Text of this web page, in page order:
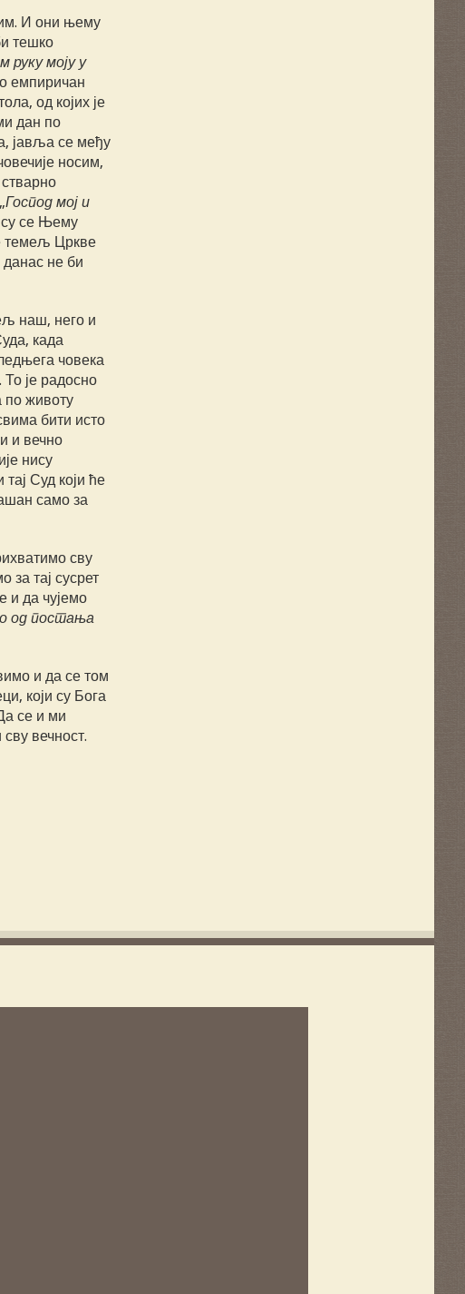
И они њему
тешко
руку моју у
емпиричан
од којих је
дан по
јавља се међу
носим,
Господ мој и
су се Њему
темељ Цркве
не би
наш, него и
када
човека
је радосно
по животу
бити исто
и вечно
нису
Суд који ће
само за
сву
тај сусрет
и да чујемо
од постања
и да се том
који су Бога
се и ми
вечност.